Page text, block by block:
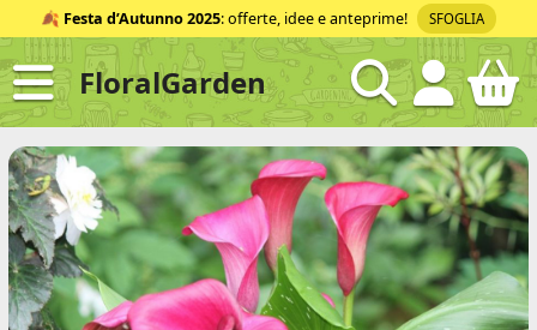
Salta
al
contenuto
ID
🍂 Festa d’Autunno 2025: offerte, idee e anteprime! SFOGLIA
FloralGarden